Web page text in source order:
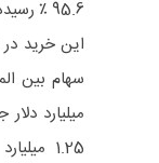
95.6 ٪ رسیده است.
این خرید
میلیارد
1.25